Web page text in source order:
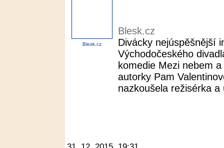
Blesk.cz
Blesk.cz
Divácky nejúspěšnější
Východočeského
komedie Mezi nebem
autorky Pam
nazkoušela režisérka